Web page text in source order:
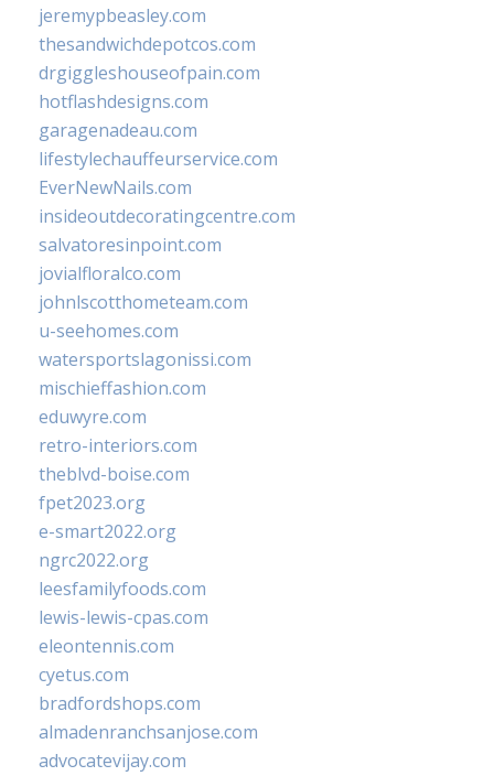
jeremypbeasley.com
thesandwichdepotcos.com
drgiggleshouseofpain.com
hotflashdesigns.com
garagenadeau.com
lifestylechauffeurservice.com
EverNewNails.com
insideoutdecoratingcentre.com
salvatoresinpoint.com
jovialfloralco.com
johnlscotthometeam.com
u-seehomes.com
watersportslagonissi.com
mischieffashion.com
eduwyre.com
retro-interiors.com
theblvd-boise.com
fpet2023.org
e-smart2022.org
ngrc2022.org
leesfamilyfoods.com
lewis-lewis-cpas.com
eleontennis.com
cyetus.com
bradfordshops.com
almadenranchsanjose.com
advocatevijay.com